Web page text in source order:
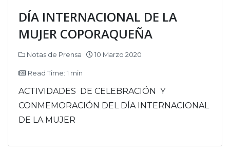
DÍA INTERNACIONAL DE LA
MUJER COPORAQUEÑA
Notas de Prensa 10 Marzo 2020
Read Time: 1 min
ACTIVIDADES DE CELEBRACIÓN Y
CONMEMORACIÓN DEL DÍA INTERNACIONAL
DE LA MUJER